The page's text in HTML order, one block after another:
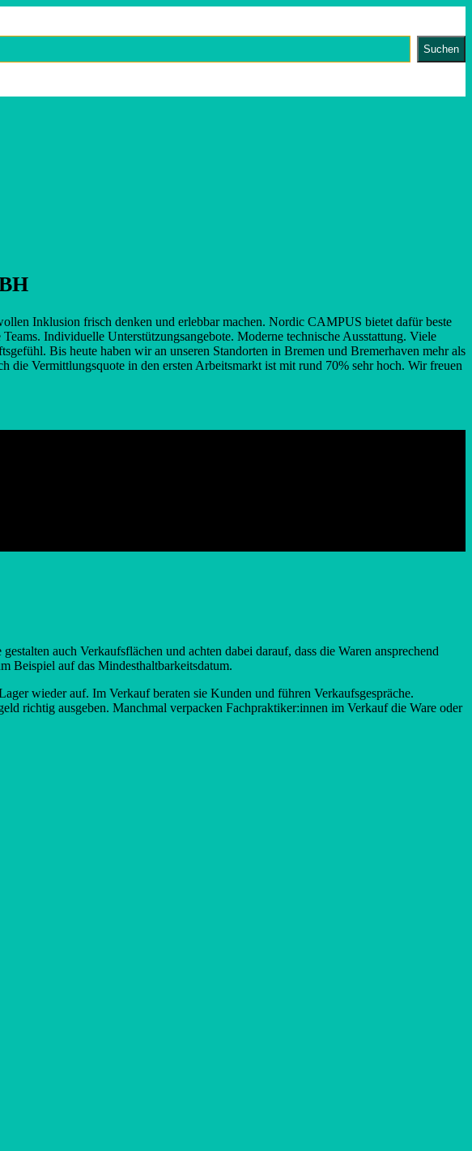
Suchen
Inklusion frisch denken und erlebbar machen. Nordic CAMPUS bietet dafür beste
Individuelle Unterstützungsangebote. Moderne technische Ausstattung. Viele
Bis heute haben wir an unseren Standorten in Bremen und Bremerhaven mehr als
die Vermittlungsquote in den ersten Arbeitsmarkt ist mit rund 70% sehr hoch. Wir freuen
auch Verkaufsflächen und achten dabei darauf, dass die Waren ansprechend
Beispiel auf das Mindesthaltbarkeitsdatum.
wieder auf. Im Verkauf beraten sie Kunden und führen Verkaufsgespräche.
richtig ausgeben. Manchmal verpacken Fachpraktiker:innen im Verkauf die Ware oder